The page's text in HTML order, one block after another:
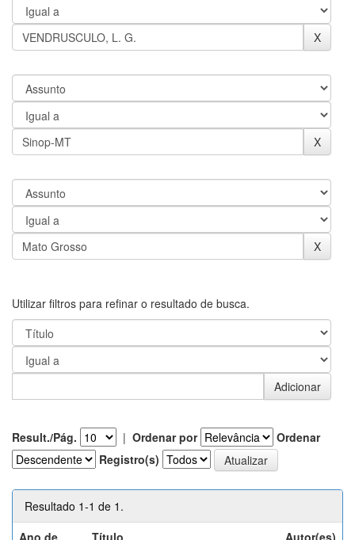
Utilizar filtros para refinar o resultado de busca.
Result./Pág. | Ordenar por
Ordenar
Registro(s)
Resultado 1-1 de 1.
Ano de
Título Autor(es)